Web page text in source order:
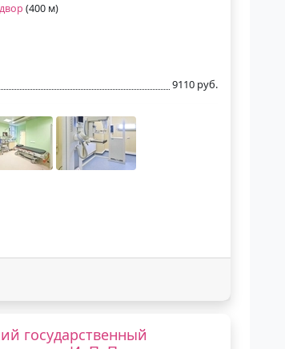
(400 м)
9110 руб.
государственный